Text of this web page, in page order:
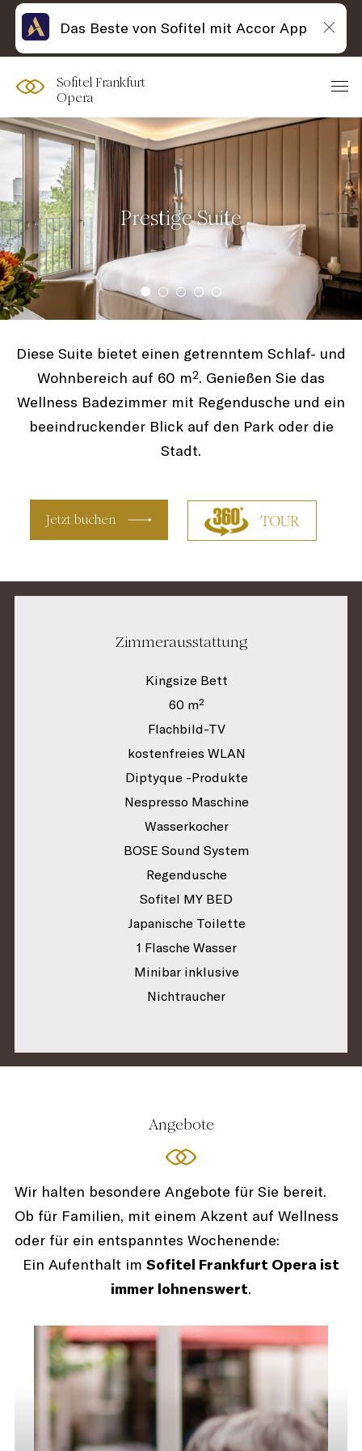
Sofitel Frankfurt
Opera
Prestige Suite
Diese Suite bietet einen getrenntem Schlaf- und
Wohnbereich auf 60 m². Genießen Sie das
Wellness Badezimmer mit Regendusche und ein
beeindruckender Blick auf den Park oder die
Stadt.
Jetzt buchen
Zimmerausstattung
Kingsize Bett
60 m²
Flachbild-TV
kostenfreies WLAN
Diptyque -Produkte
Nespresso Maschine
Wasserkocher
BOSE Sound System
Regendusche
Sofitel MY BED
Japanische Toilette
1 Flasche Wasser
Minibar inklusive
Nichtraucher
Angebote
Wir halten besondere Angebote für Sie bereit.
Ob für Familien, mit einem Akzent auf Wellness
oder für ein entspanntes Wochenende:
Ein Aufenthalt im Sofitel Frankfurt Opera ist
immer lohnenswert.
Das Beste von Sofitel mit Accor App